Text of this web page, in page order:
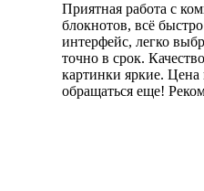
Приятная работа с
блокнотов, всё
интерфейс, легко
точно в срок.
картинки яркие.
обращаться еще!